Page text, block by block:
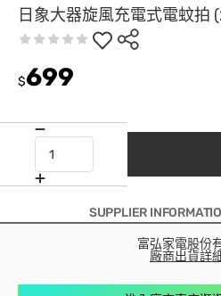
日象大器旋風充電式電蚊拍
$699
SUPPLIER
富弘家電股份
廠商出貨詳